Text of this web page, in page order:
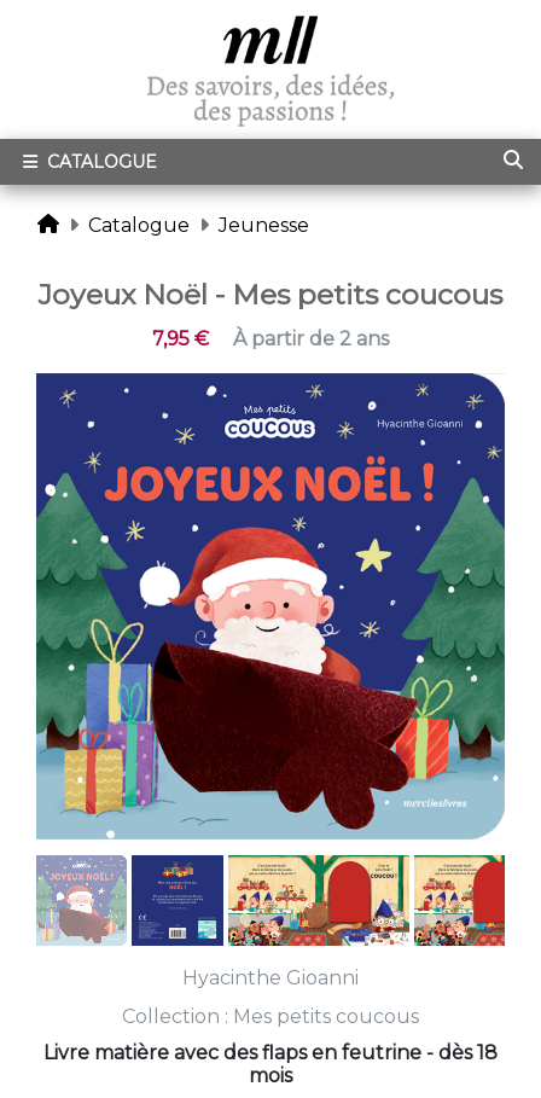
CATALOGUE
Catalogue Jeunesse
Joyeux Noël - Mes petits coucous
7,95 € À partir de 2 ans
Hyacinthe Gioanni
Collection : Mes petits coucous
Livre matière avec des flaps en feutrine - dès 18
mois